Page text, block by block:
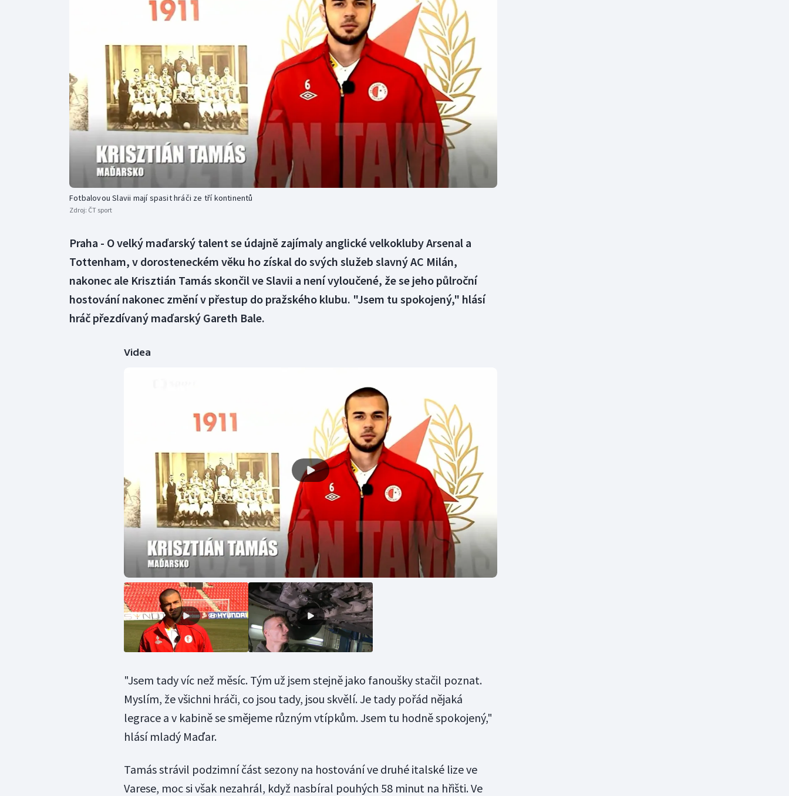
Curling
Florbal
Futsal
Golf
Gymnastika
Moderní pětiboj
Motorsport
Olympijské hry
Parasport
Plážový volejbal
Triatlon
Veslování
Vodní slalom
Volejbal
Ostatní
Fotbalovou Slavii mají spasit hráči ze tří kontinentů
Zdroj: ČT sport
Praha - O velký maďarský talent se údajně zajímaly anglické velkokluby Arsenal a
Tottenham, v dorosteneckém věku ho získal do svých služeb slavný AC Milán,
nakonec ale Krisztián Tamás skončil ve Slavii a není vyloučené, že se jeho půlroční
hostování nakonec změní v přestup do pražského klubu. "Jsem tu spokojený," hlásí
hráč přezdívaný maďarský Gareth Bale.
Videa
"Jsem tady víc než měsíc. Tým už jsem stejně jako fanoušky stačil poznat.
Myslím, že všichni hráči, co jsou tady, jsou skvělí. Je tady pořád nějaká
legrace a v kabině se smějeme různým vtípkům. Jsem tu hodně spokojený,"
hlásí mladý Maďar.
Tamás strávil podzimní část sezony na hostování ve druhé italské lize ve
Varese, moc si však nezahrál, když nasbíral pouhých 58 minut na hřišti. Ve